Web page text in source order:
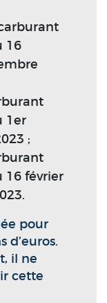
16
1er
;
16 février
pour
d’euros.
il ne
cette